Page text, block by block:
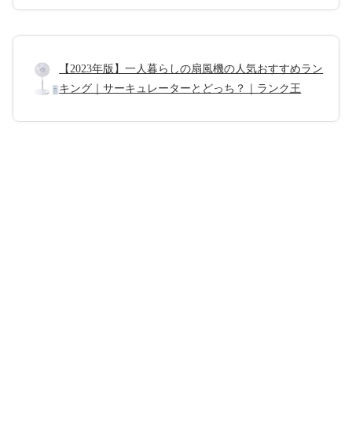
【2023年版】一人暮らしの扇風機の人気おすすめラン
キング｜サーキュレーターとどっち？｜ランク王